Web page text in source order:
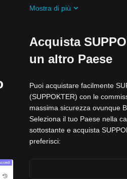
partecipando a
Mostra di più
Acquista
un altro Paese
Puoi acquistare facilmente
(SUPPOKTER) con le
massima sicurezza ovunque
Seleziona il tuo Paese nella
sottostante e acquista
preferisci: